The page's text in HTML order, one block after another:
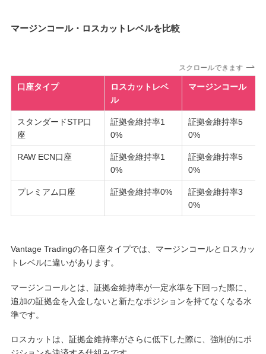
マージンコール・ロスカットレベルを比較
スクロールできます
口座タイプ
ロスカットレベ
ル
マージンコール
スタンダードSTP口
座
証拠金維持率1
0%
証拠金維持率5
0%
RAW ECN口座
証拠金維持率1
0%
証拠金維持率5
0%
プレミアム口座 証拠金維持率0%
証拠金維持率3
0%
Vantage Tradingの各口座タイプでは、マージンコールとロスカッ
トレベルに違いがあります。
マージンコールとは、証拠金維持率が一定水準を下回った際に、
追加の証拠金を入金しないと新たなポジションを持てなくなる水
準です。
ロスカットは、証拠金維持率がさらに低下した際に、強制的にポ